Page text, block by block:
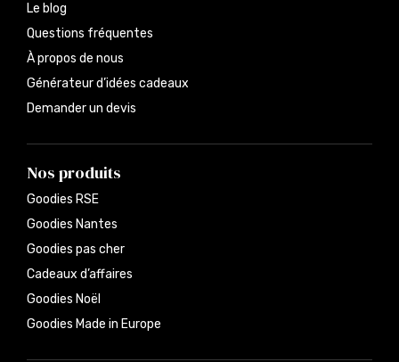
Le blog
Questions fréquentes
À propos de nous
Générateur d’idées cadeaux
Demander un devis
Nos produits
Goodies RSE
Goodies Nantes
Goodies pas cher
Cadeaux d’affaires
Goodies Noël
Goodies Made in Europe